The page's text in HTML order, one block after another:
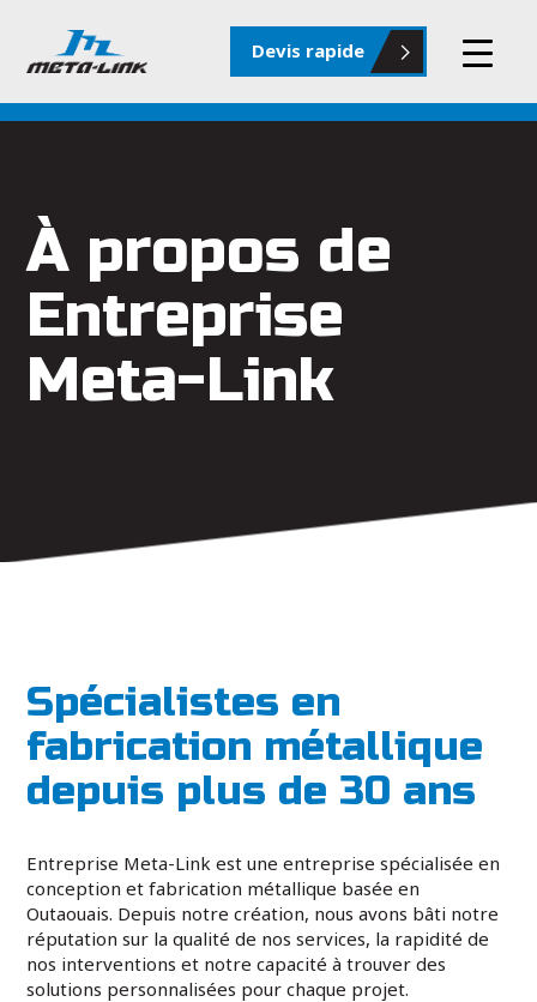
Devis rapide
À propos de
Entreprise
Meta-Link
Spécialistes en
fabrication métallique
depuis plus de 30 ans
Entreprise Meta-Link est une entreprise spécialisée en
conception et fabrication métallique basée en
Outaouais. Depuis notre création, nous avons bâti notre
réputation sur la qualité de nos services, la rapidité de
nos interventions et notre capacité à trouver des
solutions personnalisées pour chaque projet.